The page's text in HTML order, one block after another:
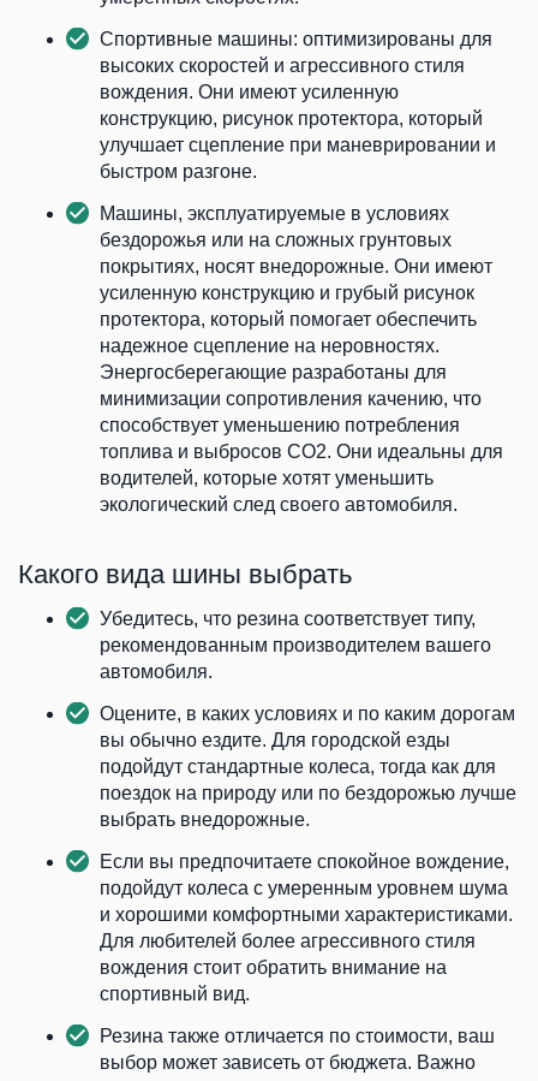
Спортивные машины: оптимизированы для
высоких скоростей и агрессивного стиля
вождения. Они имеют усиленную
конструкцию, рисунок протектора, который
улучшает сцепление при маневрировании и
быстром разгоне.
Машины, эксплуатируемые в условиях
бездорожья или на сложных грунтовых
покрытиях, носят внедорожные. Они имеют
усиленную конструкцию и грубый рисунок
протектора, который помогает обеспечить
надежное сцепление на неровностях.
Энергосберегающие разработаны для
минимизации сопротивления качению, что
способствует уменьшению потребления
топлива и выбросов CO2. Они идеальны для
водителей, которые хотят уменьшить
экологический след своего автомобиля.
Какого вида шины выбрать
Убедитесь, что резина соответствует типу,
рекомендованным производителем вашего
автомобиля.
Оцените, в каких условиях и по каким дорогам
вы обычно ездите. Для городской езды
подойдут стандартные колеса, тогда как для
поездок на природу или по бездорожью лучше
выбрать внедорожные.
Если вы предпочитаете спокойное вождение,
подойдут колеса с умеренным уровнем шума
и хорошими комфортными характеристиками.
Для любителей более агрессивного стиля
вождения стоит обратить внимание на
спортивный вид.
Резина также отличается по стоимости, ваш
выбор может зависеть от бюджета. Важно